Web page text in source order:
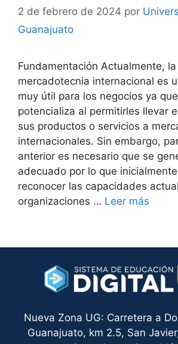
2 de febrero de 2024 por
Guanajuato
Fundamentación Actualmente, la
mercadotecnia internacional es
muy útil para los negocios ya
potencializa al permitirles llevar
sus productos o servicios a
internacionales. Sin embargo,
anterior es necesario que se
adecuado por lo que
reconocer las capacidades
organizaciones … Leer más
Nueva Zona UG: Carretera a
Guanajuato, km 2.5, San